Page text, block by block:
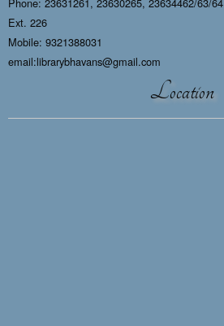
Ext. 226
Mobile: 9321388031
email:librarybhavans@gmail.com
Location